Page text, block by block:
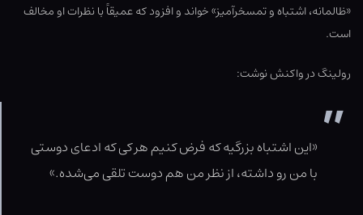
«ظالمانه، اشتباه و تمسخرآمیز» خواند و افزود که عمیقاً با نظرات او مخالف
است.
رولینگ در واکنش نوشت:
«این اشتباه بزرگیه که فرض کنیم هر کی که ادعای دوستی
با من رو داشته، از نظر من هم دوست تلقی می‌شده.»